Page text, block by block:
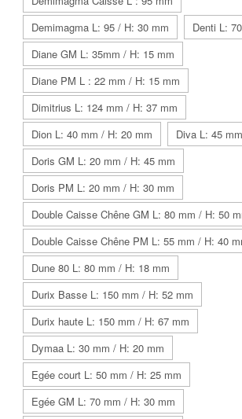
Demimagma L: 95 / H: 30 mm
Denti L:
Diane GM L: 35mm / H: 15 mm
Diane PM L : 22 mm / H: 15 mm
Dimitrius L: 124 mm / H: 37 mm
Dion L: 40 mm / H: 20 mm
Diva L: 45
Doris GM L: 20 mm / H: 45 mm
Doris PM L: 20 mm / H: 30 mm
Double Caisse Chêne GM L: 80 mm / H: 50
Double Caisse Chêne PM L: 55 mm / H: 40
Dune 80 L: 80 mm / H: 18 mm
Durix Basse L: 150 mm / H: 52 mm
Durix haute L: 150 mm / H: 67 mm
Dymaa L: 30 mm / H: 20 mm
Egée court L: 50 mm / H: 25 mm
Egée GM L: 70 mm / H: 30 mm